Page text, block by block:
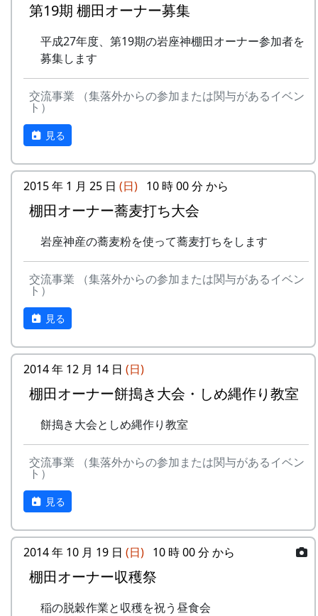
第19期 棚田オーナー募集
平成27年度、第19期の岩座神棚田オーナー参加者を
募集します
交流事業 （集落外からの参加または関与があるイベン
ト）
見る
2015 年 1 月 25 日 (日) 10 時 00 分 から
棚田オーナー蕎麦打ち大会
岩座神産の蕎麦粉を使って蕎麦打ちをします
交流事業 （集落外からの参加または関与があるイベン
ト）
見る
2014 年 12 月 14 日 (日)
棚田オーナー餅搗き大会・しめ縄作り教室
餅搗き大会としめ縄作り教室
交流事業 （集落外からの参加または関与があるイベン
ト）
見る
2014 年 10 月 19 日 (日) 10 時 00 分 から
棚田オーナー収穫祭
稲の脱穀作業と収穫を祝う昼食会